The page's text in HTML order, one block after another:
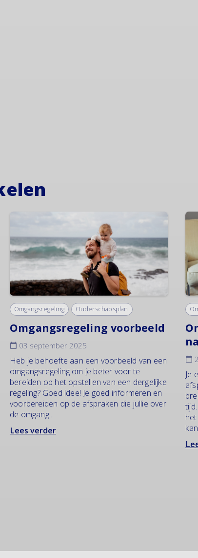
Omgangsregeling Ouderschapsplan
Omgangsregeling voorbeeld
03 september 2025
Heb je behoefte aan een voorbeeld van een
omgangsregeling om je beter voor te
bereiden op het opstellen van een dergelijke
regeling? Goed idee! Je goed informeren en
voorbereiden op de afspraken die jullie over
de omgang...
Lees verder
Je